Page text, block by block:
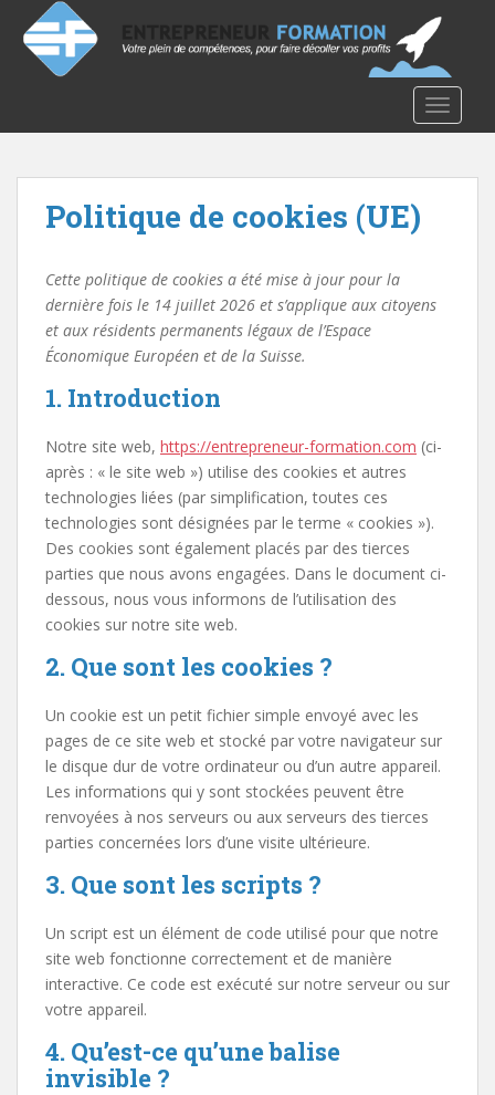
o
Politique de cookies (UE)
Cette politique de cookies a été mise à jour pour la
dernière fois le 14 juillet 2026 et s’applique aux citoyens
et aux résidents permanents légaux de l’Espace
Économique Européen et de la Suisse.
1. Introduction
Notre site web, https://entrepreneur-formation.com (ci-
après : « le site web ») utilise des cookies et autres
technologies liées (par simplification, toutes ces
technologies sont désignées par le terme « cookies »).
Des cookies sont également placés par des tierces
parties que nous avons engagées. Dans le document ci-
dessous, nous vous informons de l’utilisation des
cookies sur notre site web.
2. Que sont les cookies ?
Un cookie est un petit fichier simple envoyé avec les
pages de ce site web et stocké par votre navigateur sur
le disque dur de votre ordinateur ou d’un autre appareil.
Les informations qui y sont stockées peuvent être
renvoyées à nos serveurs ou aux serveurs des tierces
parties concernées lors d’une visite ultérieure.
3. Que sont les scripts ?
Un script est un élément de code utilisé pour que notre
site web fonctionne correctement et de manière
interactive. Ce code est exécuté sur notre serveur ou sur
votre appareil.
4. Qu’est-ce qu’une balise
invisible ?